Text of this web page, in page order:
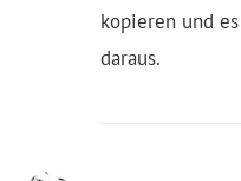
kopieren und
daraus.